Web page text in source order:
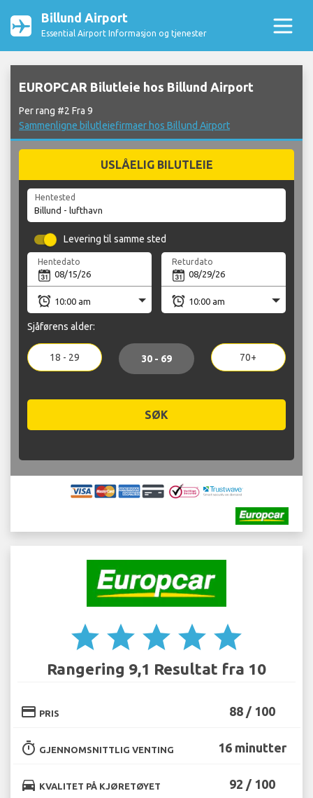
Billund Airport
Essential Airport Informasjon og tjenester
EUROPCAR Bilutleie hos Billund Airport
Per rang #2 Fra 9
Sammenligne bilutleiefirmaer hos Billund Airport
USLÅELIG BILUTLEIE
Hentested
Levering til samme sted
Hentedato Returdato
Sjåførens alder:
18 - 29 30 - 69 70+
SØK
star star star star star
Rangering 9,1 Resultat fra 10
credit_card PRIS 88 / 100
timer GJENNOMSNITTLIG VENTING 16 minutter
directions_car KVALITET PÅ KJØRETØYET 92 / 100